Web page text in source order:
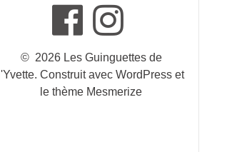
© 2026 Les Guinguettes de
l'Yvette. Construit avec WordPress et
lethème Mesmerize